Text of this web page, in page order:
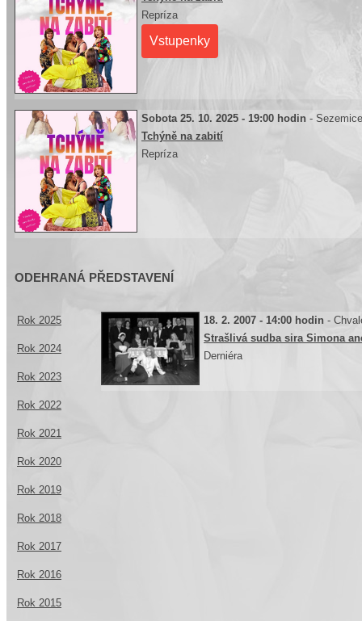
Repríza
Vstupenky
Sobota 25. 10. 2025 - 19:00 hodin - Sezemice
Tchýně na zabití
Repríza
ODEHRANÁ PŘEDSTAVENÍ
Rok 2025
Rok 2024
Rok 2023
Rok 2022
Rok 2021
Rok 2020
Rok 2019
Rok 2018
Rok 2017
Rok 2016
Rok 2015
18. 2. 2007 - 14:00 hodin -
Strašlivá sudba sira Simona
Derniéra